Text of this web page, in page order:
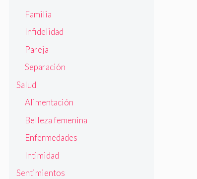
Familia
Infidelidad
Pareja
Separación
Salud
Alimentación
Belleza femenina
Enfermedades
Intimidad
Sentimientos